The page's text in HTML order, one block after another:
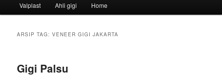
ke
ke
Valplast Ahli gigi Home
ARSIP TAG:VENEER GIGI JAKARTA
Gigi Palsu